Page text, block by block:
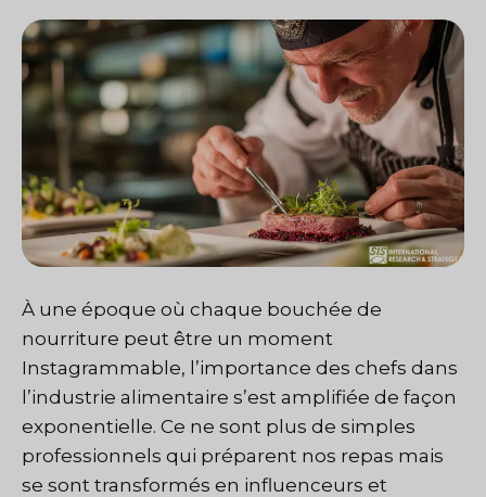
À une époque où chaque bouchée de
nourriture peut être un moment
Instagrammable, l’importance des chefs dans
l’industrie alimentaire s’est amplifiée de façon
exponentielle. Ce ne sont plus de simples
professionnels qui préparent nos repas mais
se sont transformés en influenceurs et